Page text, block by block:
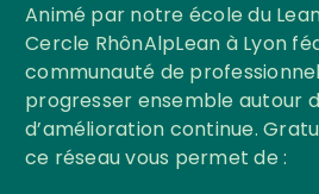
Animé par notre école du
Cercle RhônAlpLean à Lyon
communauté de
progresser ensemble autour
d’amélioration continue.
ce réseau vous permet de :